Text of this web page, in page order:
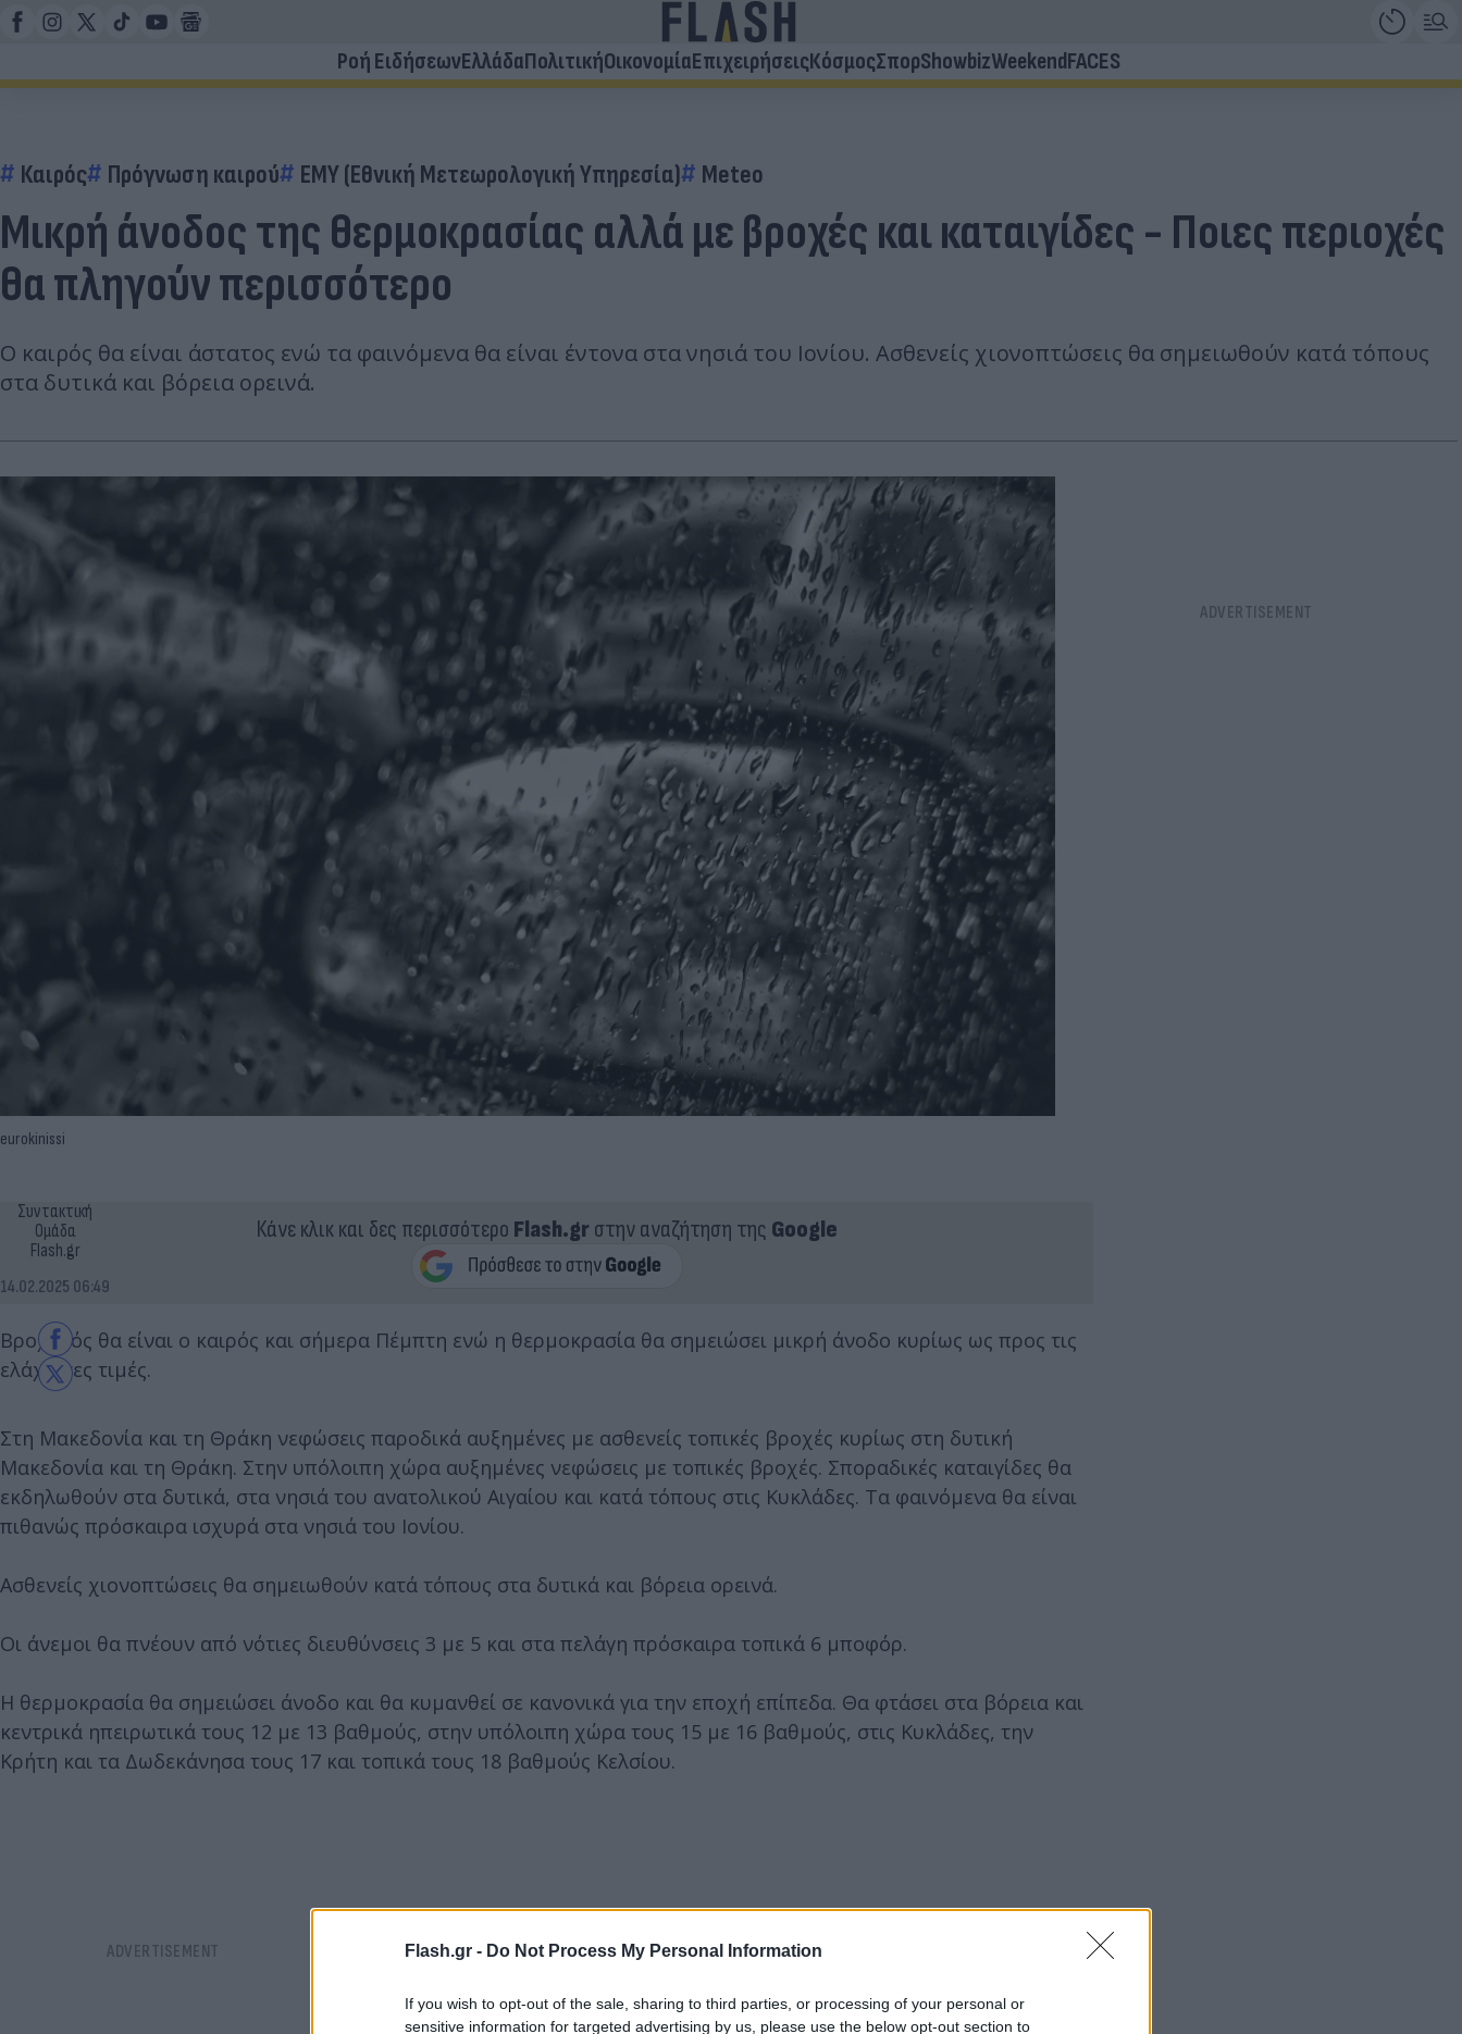
Flash.gr - Do Not Process My Personal Information
If you wish to opt-out of the sale, sharing to third parties, or processing of your personal or
sensitive information for targeted advertising by us, please use the below opt-out section to
Ροή ΕιδήσεωνΕλλάδαΠολιτικήΟικονομίαΕπιχειρήσειςΚόσμοςΣπορShowbizWeekendFACES
Καιρός Πρόγνωση καιρού ΕΜΥ (Εθνική Μετεωρολογική Υπηρεσία) Meteo
Μικρή άνοδος της θερμοκρασίας αλλά με βροχές και καταιγίδες - Ποιες περιοχές
θα πληγούν περισσότερο
Ο καιρός θα είναι άστατος ενώ τα φαινόμενα θα είναι έντονα στα νησιά του Ιονίου. Ασθενείς χιονοπτώσεις θα σημειωθούν κατά τόπους
στα δυτικά και βόρεια ορεινά.
eurokinissi
Συντακτική
Ομάδα
Flash.gr
14.02.2025 06:49
Κάνε κλικ και δες περισσότερο Flash.grστην αναζήτηση της Google
Βροχερός θα είναι ο καιρός και σήμερα Πέμπτη ενώ η θερμοκρασία θα σημειώσει μικρή άνοδο κυρίως ως προς τις
ελάχιστες τιμές.
Στη Μακεδονία και τη Θράκη νεφώσεις παροδικά αυξημένες με ασθενείς τοπικές βροχές κυρίως στη δυτική
Μακεδονία και τη Θράκη. Στην υπόλοιπη χώρα αυξημένες νεφώσεις με τοπικές βροχές. Σποραδικές καταιγίδες θα
εκδηλωθούν στα δυτικά, στα νησιά του ανατολικού Αιγαίου και κατά τόπους στις Κυκλάδες. Τα φαινόμενα θα είναι
πιθανώς πρόσκαιρα ισχυρά στα νησιά του Ιονίου.
Ασθενείς χιονοπτώσεις θα σημειωθούν κατά τόπους στα δυτικά και βόρεια ορεινά.
Οι άνεμοι θα πνέουν από νότιες διευθύνσεις 3 με 5 και στα πελάγη πρόσκαιρα τοπικά 6 μποφόρ.
Η θερμοκρασία θα σημειώσει άνοδο και θα κυμανθεί σε κανονικά για την εποχή επίπεδα. Θα φτάσει στα βόρεια και
κεντρικά ηπειρωτικά τους 12 με 13 βαθμούς, στην υπόλοιπη χώρα τους 15 με 16 βαθμούς, στις Κυκλάδες, την
Κρήτη και τα Δωδεκάνησα τους 17 και τοπικά τους 18 βαθμούς Κελσίου.